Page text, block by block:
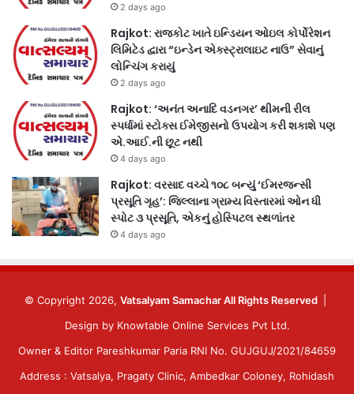
2 days ago
Rajkot: રાજકોટ ખાતે ઇન્ડિયન ઓઇલ કોર્પોરેશન
લિમિટેડ દ્વારા “ઇન્ડેન એક્સ્ટ્રાલાઇટ નાઉ” સેવાનું
લોન્ચિંગ કરાયું
2 days ago
Rajkot: ‘અનંત અનાદિ વડનગર’ થીમની રીલ
સ્પર્ધામાં સ્ટોક્સ ઈમેજીસનો ઉપયોગ કરી શકાશે પણ
એ.આઈ.ની છૂટ નથી
4 days ago
Rajkot: વરસાદ વચ્ચે ૧૦૮ બન્યું ‘ઈમરજન્સી
પ્રસૂતિ ગૃહ’: જિલ્લાના ગ્રામ્ય વિસ્તારમાં ઓન ધી
સ્પોટ ૩ પ્રસૂતિ, એકનું હોસ્પિટલ સ્થળાંતર
4 days ago
© Copyright 2026, Vatsalyam Samachar All Rights Reserved
Design by Knowtable Online Services Pvt Ltd.
Owner & Editor Pareshkumar Paria RNI No. GUJGUJ/2021/84659
Address : Vatsalya, Pragaty Clinic, Ambedkar Coloney, Rohidash